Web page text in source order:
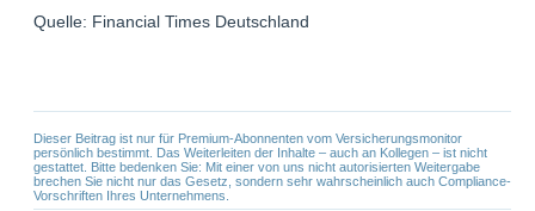
Quelle: Financial Times Deutschland
Dieser Beitrag ist nur für Premium-Abonnenten vom Versicherungsmonitor
persönlich bestimmt. Das Weiterleiten der Inhalte – auch an Kollegen – ist nicht
gestattet. Bitte bedenken Sie: Mit einer von uns nicht autorisierten Weitergabe
brechen Sie nicht nur das Gesetz, sondern sehr wahrscheinlich auch Compliance-
Vorschriften Ihres Unternehmens.